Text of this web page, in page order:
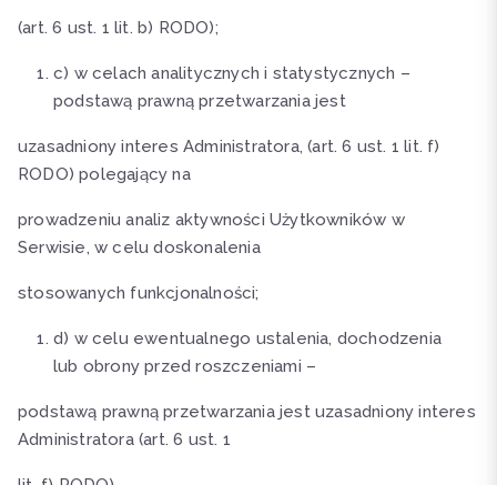
(art. 6 ust. 1 lit. b) RODO);
c) w celach analitycznych i statystycznych –
podstawą prawną przetwarzania jest
uzasadniony interes Administratora, (art. 6 ust. 1 lit. f)
RODO) polegający na
prowadzeniu analiz aktywności Użytkowników w
Serwisie, w celu doskonalenia
stosowanych funkcjonalności;
d) w celu ewentualnego ustalenia, dochodzenia
lub obrony przed roszczeniami –
podstawą prawną przetwarzania jest uzasadniony interes
Administratora (art. 6 ust. 1